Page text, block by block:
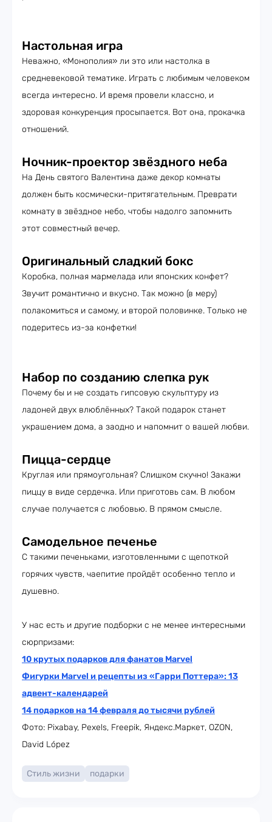
Настольная игра
Неважно, «Монополия» ли это или настолка в
средневековой тематике. Играть с любимым человеком
всегда интересно. И время провели классно, и
здоровая конкуренция просыпается. Вот она, прокачка
отношений.
Ночник-проектор звёздного неба
На День святого Валентина даже декор комнаты
должен быть космически-притягательным. Преврати
комнату в звёздное небо, чтобы надолго запомнить
этот совместный вечер.
Оригинальный сладкий бокс
Коробка, полная мармелада или японских конфет?
Звучит романтично и вкусно. Так можно (в меру)
полакомиться и самому, и второй половинке. Только не
подеритесь из-за конфетки!
Набор по созданию слепка рук
Почему бы и не создать гипсовую скульптуру из
ладоней двух влюблённых? Такой подарок станет
украшением дома, а заодно и напомнит о вашей любви.
Пицца-сердце
Круглая или прямоугольная? Слишком скучно! Закажи
пиццу в виде сердечка. Или приготовь сам. В любом
случае получается с любовью. В прямом смысле.
Самодельное печенье
С такими печеньками, изготовленными с щепоткой
горячих чувств, чаепитие пройдёт особенно тепло и
душевно.
У нас есть и другие подборки с не менее интересными
сюрпризами:
10 крутых подарков для фанатов Marvel
Фигурки Marvel и рецепты из «Гарри Поттера»: 13
адвент-календарей
14 подарков на 14 февраля до тысячи рублей
Фото: Pixabay, Pexels, Freepik, Яндекс.Маркет, OZON,
David López
Стиль жизни подарки